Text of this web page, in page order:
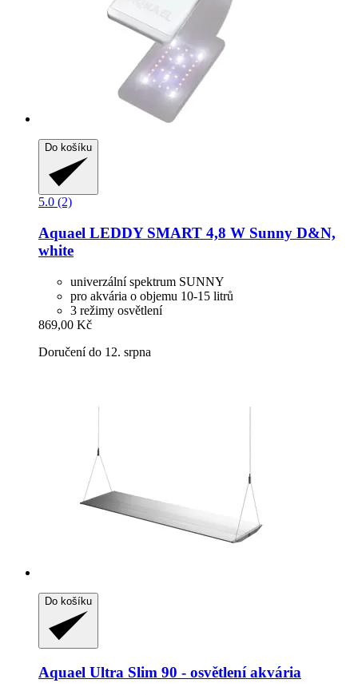
Do košíku
5.0 (2)
Aquael LEDDY SMART 4,8 W Sunny D&N,
white
univerzální spektrum SUNNY
pro akvária o objemu 10-15 litrů
3 režimy osvětlení
869,00 Kč
Doručení do 12. srpna
Do košíku
Aquael Ultra Slim 90 -​ osvětlení akvária